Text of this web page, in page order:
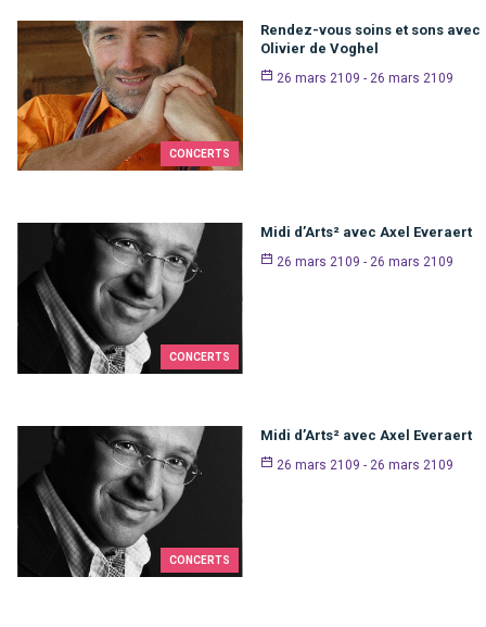
CONCERTS
Rendez-vous soins et sons avec
Olivier de Voghel
26 mars 2109 - 26 mars 2109
CONCERTS
Midi d’Arts² avec Axel Everaert
26 mars 2109 - 26 mars 2109
CONCERTS
Midi d’Arts² avec Axel Everaert
26 mars 2109 - 26 mars 2109